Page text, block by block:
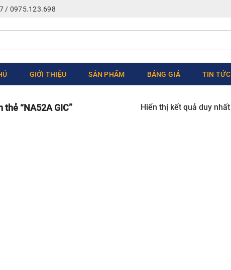
/ 0975.123.698
GIỚI THIỆU SẢN PHẨM BẢNG GIÁ TIN TỨC
“NA52A GIC” Hiển thị kết quả duy nhất